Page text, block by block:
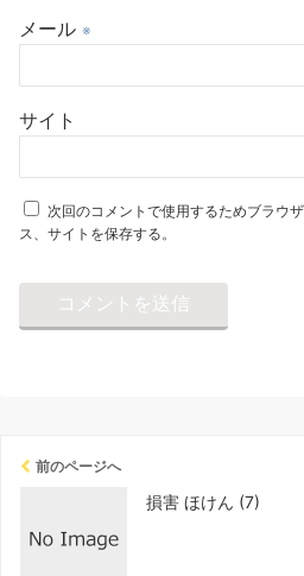
メール ※
サイト
次回のコメントで使用するためブラウ
ス、サイトを保存する。
前のページへ
損害 ほけん (7)